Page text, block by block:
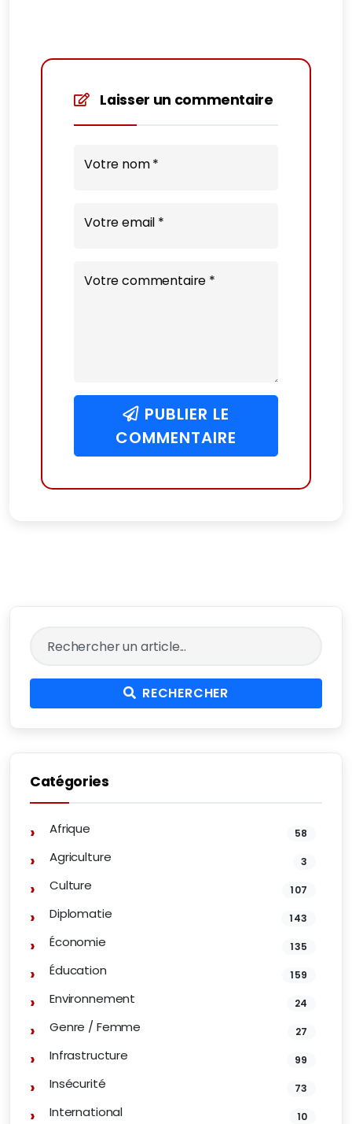
Laisser un commentaire
Votre nom *
Votre email *
Votre commentaire *
PUBLIER LE
COMMENTAIRE
RECHERCHER
Catégories
Afrique 58
Agriculture 3
Culture 107
Diplomatie 143
Économie 135
Éducation 159
Environnement 24
Genre / Femme 27
Infrastructure 99
Insécurité 73
International 10